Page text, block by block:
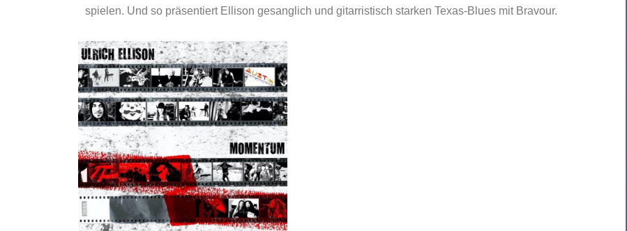
spielen. Und so präsentiert Ellison gesanglich und gitarristisch starken Texas-Blues mit Bravour.